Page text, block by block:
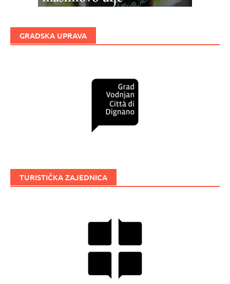
GRADSKA UPRAVA
TURISTIČKA ZAJEDNICA